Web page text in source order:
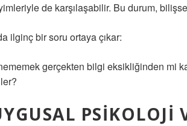
de karşılaşabilir. Bu durum,
ilginç bir soru ortaya çıkar:
gerçekten bilgi eksikliğinden mi
PSIKOLOJI